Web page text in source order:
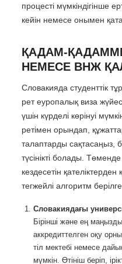
процесті мүмкіндігінше
кейін немесе онымен
ҚАДАМ-
НЕМЕСЕ ВНЖ
Словакияда студенттік
рет еуропалық виза
үшін күрделі көрінуі
ретімен орындап,
талаптарды сақтасаңыз,
түсінікті болады.
кездесетін
тегжейлі алгоритм
Словакиядағы
Бірінші және ең
аккредиттелген оқу
тіл мектебі немесе
мүмкін. Өтініш беріп,